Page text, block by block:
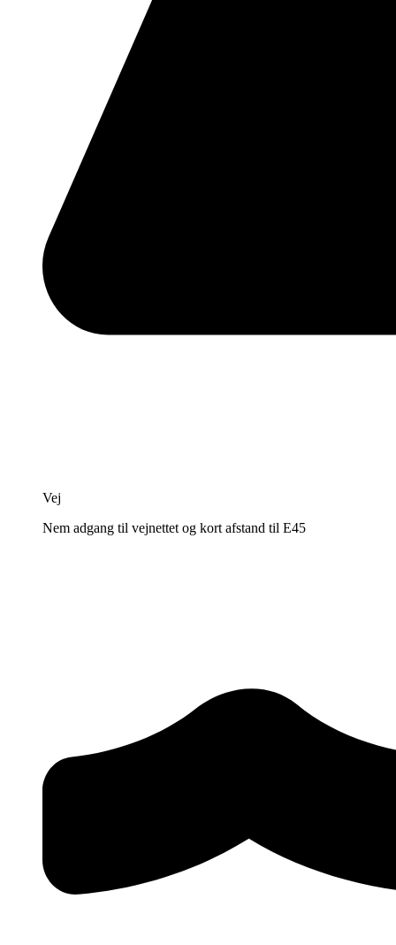
Vej
Nem adgang til vejnettet og kort afstand til E45